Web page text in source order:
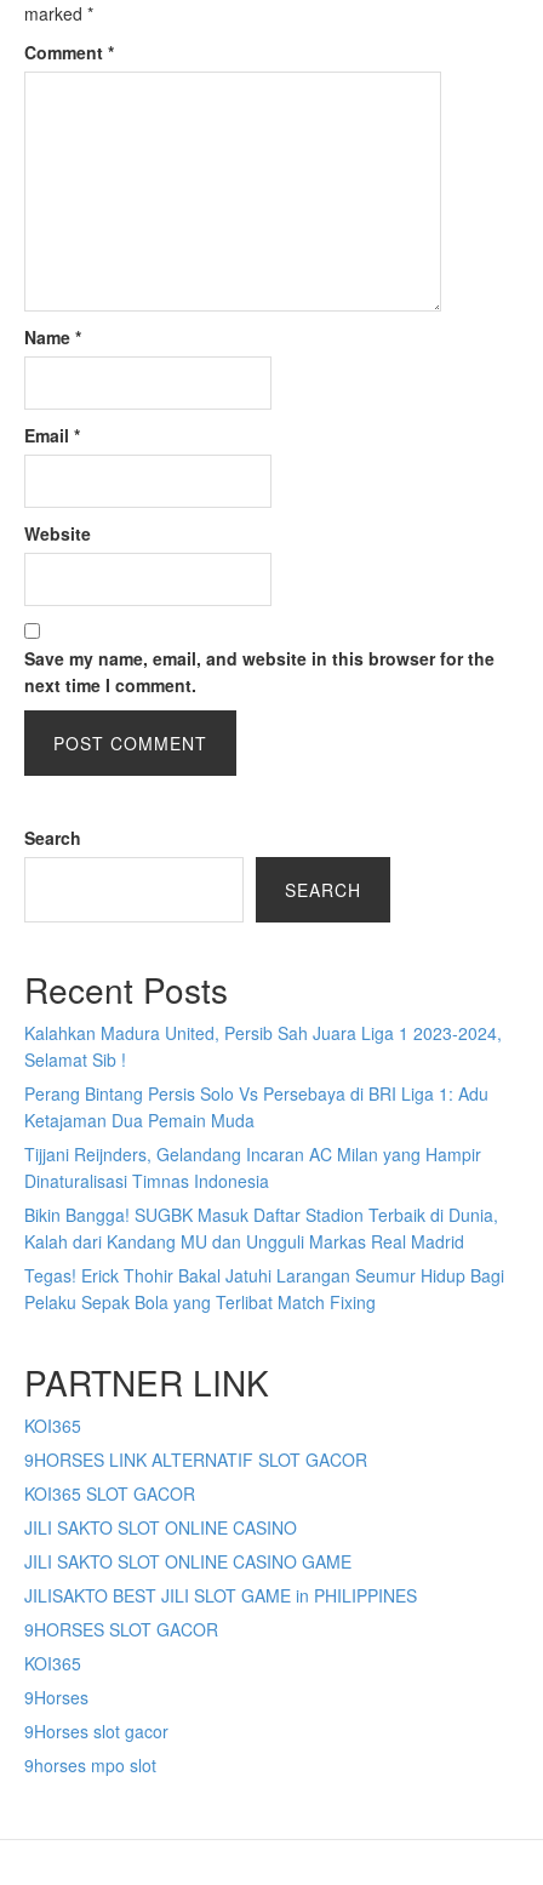
marked *
Comment *
Name *
Email *
Website
Save my name, email, and website in this browser for the
next time I comment.
Search
SEARCH
Recent Posts
Kalahkan Madura United, Persib Sah Juara Liga 1 2023-2024,
Selamat Sib !
Perang Bintang Persis Solo Vs Persebaya di BRI Liga 1: Adu
Ketajaman Dua Pemain Muda
Tijjani Reijnders, Gelandang Incaran AC Milan yang Hampir
Dinaturalisasi Timnas Indonesia
Bikin Bangga! SUGBK Masuk Daftar Stadion Terbaik di Dunia,
Kalah dari Kandang MU dan Ungguli Markas Real Madrid
Tegas! Erick Thohir Bakal Jatuhi Larangan Seumur Hidup Bagi
Pelaku Sepak Bola yang Terlibat Match Fixing
PARTNER LINK
KOI365
9HORSES LINK ALTERNATIF SLOT GACOR
KOI365 SLOT GACOR
JILI SAKTO SLOT ONLINE CASINO
JILI SAKTO SLOT ONLINE CASINO GAME
JILISAKTO BEST JILI SLOT GAME in PHILIPPINES
9HORSES SLOT GACOR
KOI365
9Horses
9Horses slot gacor
9horses mpo slot